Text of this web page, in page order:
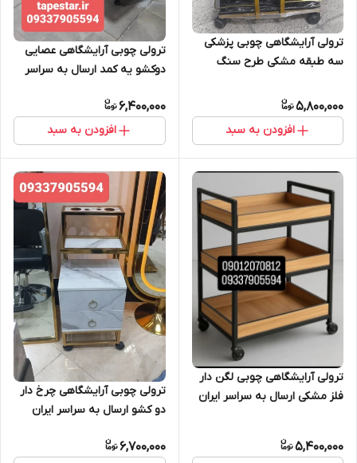
ترولی آرایشگاهی چوبی پزشکی
سه طبقه مشکی طرح سنگ
امکان خرید حضوری
5,800,000
افزودن به سبد
ترولی چوبی آرایشگاهی عصایی
دوکشو یه کمد ارسال به سراسر
6,400,000
افزودن به سبد
ترولی آرایشگاهی چوبی لگن دار
فلز مشکی ارسال به سراسر ایران
5,400,000
ترولی چوبی آرایشگاهی چرخ دار
دو کشو ارسال به سراسر ایران
6,700,000